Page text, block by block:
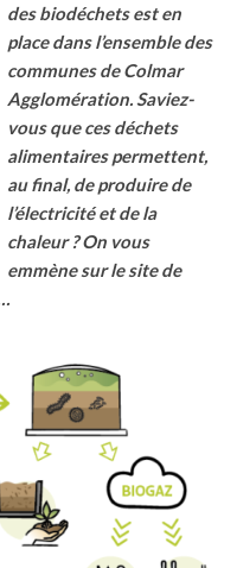
des biodéchets est en
place dans l’ensemble des
communes de Colmar
Agglomération. Saviez-
vous que ces déchets
alimentaires permettent,
au final, de produire de
l’électricité et de la
chaleur ? On vous
emmène sur le site de